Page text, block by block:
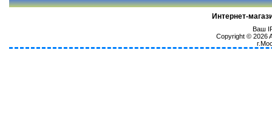
Интернет-
Ваш
Copyright © 2026